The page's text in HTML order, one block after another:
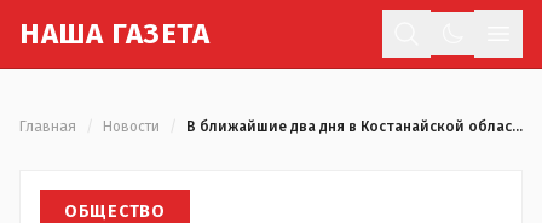
НАША ГАЗЕТА
Главная Новости В ближайшие два дня в Костанайской области усилится мороз
ОБЩЕСТВО